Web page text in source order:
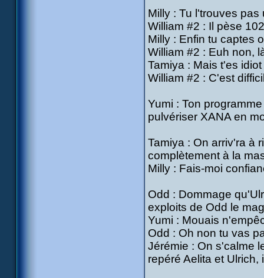
Milly : Tu l'trouves
William #2 : Il pèse
Milly : Enfin tu captes
William #2 : Euh non,
Tamiya : Mais t'es
William #2 : C'est
Yumi : Ton
pulvériser XANA en
Tamiya : On arriv'ra à
complètement à la
Milly : Fais-moi
Odd : Dommage
exploits de Odd le
Yumi : Mouais
Odd : Oh non tu vas
Jérémie : On s'calme
repéré Aelita et